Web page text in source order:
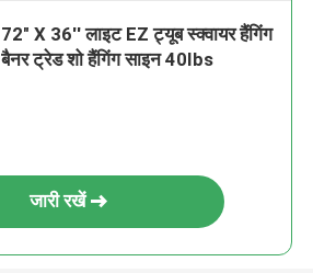
72" X 36'' लाइट EZ ट्यूब स्क्वायर हैंगिंग
बैनर ट्रेड शो हैंगिंग साइन 40Ibs
जारी रखें